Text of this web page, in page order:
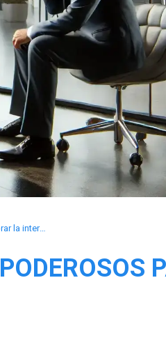
Chat con bots de IA: 5 consejos poderosos para mejorar la interacción del usuario